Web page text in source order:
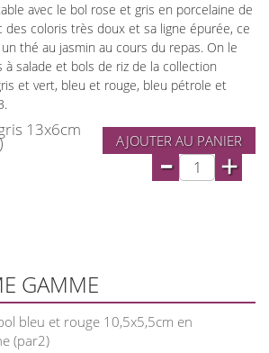
avec le bol rose et gris en porcelaine de
des coloris très doux et sa ligne épurée, ce
thé au jasmin au cours du repas. On le
salade et bols de riz de la collection
et vert, bleu et rouge, bleu pétrole et
13x6cm
AJOUTER AU PANIER
- +
GAMME
bleu et rouge 10,5x5,5cm en
(par2)